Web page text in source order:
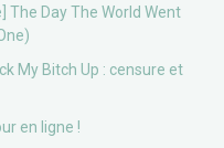
The Day The World Went
My Bitch Up : censure et
en ligne !